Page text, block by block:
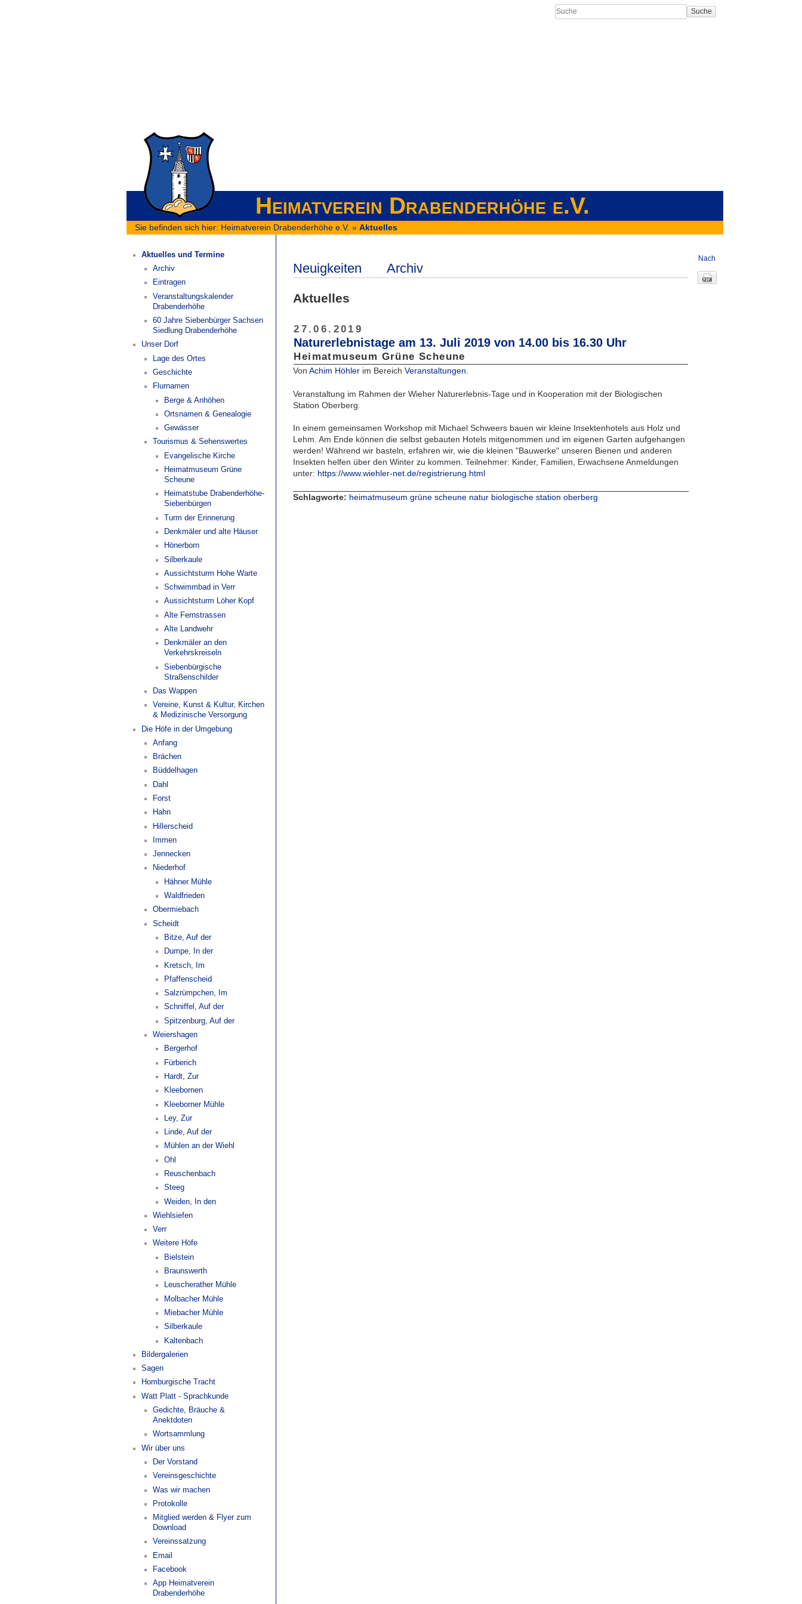
Heimatverein Drabenderhöhe e.V.
Suche
Sie befinden sich hier: Heimatverein Drabenderhöhe e.V. » Aktuelles
Aktuelles und Termine
Archiv
Eintragen
Veranstaltungskalender
Drabenderhöhe
60 Jahre Siebenbürger Sachsen
Siedlung Drabenderhöhe
Unser Dorf
Lage des Ortes
Geschichte
Flurnamen
Berge & Anhöhen
Ortsnamen & Genealogie
Gewässer
Tourismus & Sehenswertes
Evangelische Kirche
Heimatmuseum Grüne
Scheune
Heimatstube Drabenderhöhe-
Siebenbürgen
Turm der Erinnerung
Denkmäler und alte Häuser
Hönerborn
Silberkaule
Aussichtsturm Hohe Warte
Schwimmbad in Verr
Aussichtsturm Löher Kopf
Alte Fernstrassen
Alte Landwehr
Denkmäler an den
Verkehrskreiseln
Siebenbürgische
Straßenschilder
Das Wappen
Vereine, Kunst & Kultur, Kirchen
& Medizinische Versorgung
Die Höfe in der Umgebung
Anfang
Brächen
Büddelhagen
Dahl
Forst
Hahn
Hillerscheid
Immen
Jennecken
Niederhof
Hähner Mühle
Waldfrieden
Obermiebach
Scheidt
Bitze, Auf der
Dumpe, In der
Kretsch, Im
Pfaffenscheid
Salzrümpchen, Im
Schniffel, Auf der
Spitzenburg, Auf der
Weiershagen
Bergerhof
Fürberich
Hardt, Zur
Kleebornen
Kleeborner Mühle
Ley, Zur
Linde, Auf der
Mühlen an der Wiehl
Ohl
Reuschenbach
Steeg
Weiden, In den
Wiehlsiefen
Verr
Weitere Höfe
Bielstein
Braunswerth
Leuscherather Mühle
Molbacher Mühle
Miebacher Mühle
Silberkaule
Kaltenbach
Bildergalerien
Sagen
Homburgische Tracht
Watt Platt - Sprachkunde
Gedichte, Bräuche &
Anektdoten
Wortsammlung
Wir über uns
Der Vorstand
Vereinsgeschichte
Was wir machen
Protokolle
Mitglied werden & Flyer zum
Download
Vereinssatzung
Email
Facebook
App Heimatverein
Drabenderhöhe
Neuigkeiten Archiv
Aktuelles
27.06.2019
Naturerlebnistage am 13. Juli 2019 von 14.00 bis 16.30 Uhr
Heimatmuseum Grüne Scheune
Von Achim Höhler im Bereich Veranstaltungen
Veranstaltung im Rahmen der Wieher Naturerlebnis-Tage und in Kooperation mit der Biologischen
Station Oberberg.
In einem gemeinsamen Workshop mit Michael Schweers bauen wir kleine Insektenhotels aus Holz und
Lehm. Am Ende können die selbst gebauten Hotels mitgenommen und im eigenen Garten aufgehangen
werden! Während wir basteln, erfahren wir, wie die kleinen "Bauwerke" unseren Bienen und anderen
Insekten helfen über den Winter zu kommen. Teilnehmer: Kinder, Familien, Erwachsene Anmeldungen
unter: https://www.wiehler-net.de/registrierung.html
Schlagworte: heimatmuseum grüne scheune natur biologische station oberberg
Nach oben